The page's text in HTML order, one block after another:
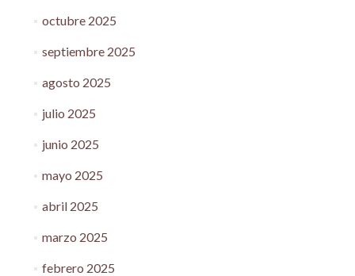
octubre 2025
septiembre 2025
agosto 2025
julio 2025
junio 2025
mayo 2025
abril 2025
marzo 2025
febrero 2025